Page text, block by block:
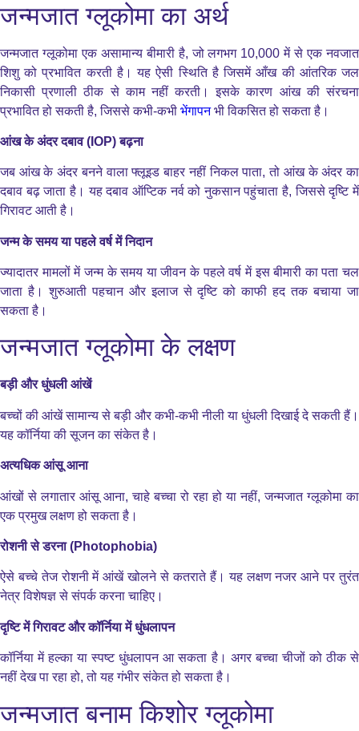
जन्मजात ग्लूकोमा का अर्थ
जन्मजात ग्लूकोमा एक असामान्य बीमारी है, जो लगभग 10,000 में से एक नवजात
शिशु को प्रभावित करती है। यह ऐसी स्थिति है जिसमें आँख की आंतरिक जल
निकासी प्रणाली ठीक से काम नहीं करती। इसके कारण आंख की संरचना
प्रभावित हो सकती है, जिससे कभी-कभी भेंगापनभी विकसित हो सकता है।
आंख के अंदर दबाव (IOP) बढ़ना
जब आंख के अंदर बनने वाला फ्लूइड बाहर नहीं निकल पाता, तो आंख के अंदर का
दबाव बढ़ जाता है। यह दबाव ऑप्टिक नर्व को नुकसान पहुंचाता है, जिससे दृष्टि में
गिरावट आती है।
जन्म के समय या पहले वर्ष में निदान
ज्यादातर मामलों में जन्म के समय या जीवन के पहले वर्ष में इस बीमारी का पता चल
जाता है। शुरुआती पहचान और इलाज से दृष्टि को काफी हद तक बचाया जा
सकता है।
जन्मजात ग्लूकोमा के लक्षण
बड़ी और धुंधली आंखें
बच्चों की आंखें सामान्य से बड़ी और कभी-कभी नीली या धुंधली दिखाई दे सकती हैं।
यह कॉर्निया की सूजन का संकेत है।
अत्यधिक आंसू आना
आंखों से लगातार आंसू आना, चाहे बच्चा रो रहा हो या नहीं, जन्मजात ग्लूकोमा का
एक प्रमुख लक्षण हो सकता है।
रोशनी से डरना (Photophobia)
ऐसे बच्चे तेज रोशनी में आंखें खोलने से कतराते हैं। यह लक्षण नजर आने पर तुरंत
नेत्र विशेषज्ञ से संपर्क करना चाहिए।
दृष्टि में गिरावट और कॉर्निया में धुंधलापन
कॉर्निया में हल्का या स्पष्ट धुंधलापन आ सकता है। अगर बच्चा चीजों को ठीक से
नहीं देख पा रहा हो, तो यह गंभीर संकेत हो सकता है।
जन्मजात बनाम किशोर ग्लूकोमा